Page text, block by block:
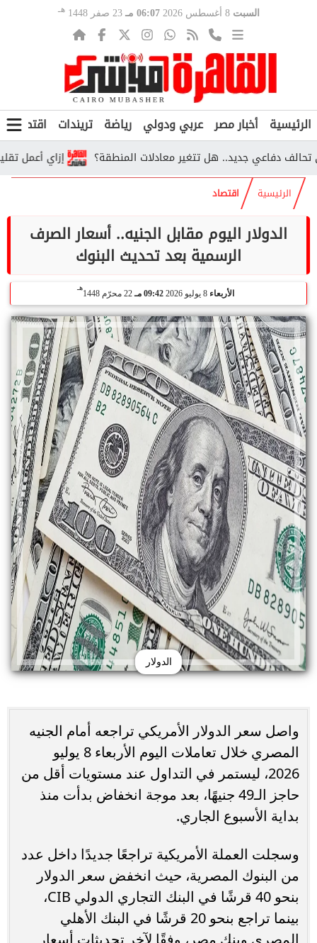
السبت 8 أغسطس 2026 06:07 مـ 23 صفر 1448 هـ
الرئيسية أخبار مصر عربي ودولي رياضة تريندات اقتصاد
إزاي أعمل تقليل اغتراب 2026؟.. الخطوات والشروط ورابط جديد.. هل تتغير معادلات المنطقة؟
الرئيسية اقتصاد
الدولار اليوم مقابل الجنيه.. أسعار الصرف
الرسمية بعد تحديث البنوك
الأربعاء 09:42 مـ 22 محرّم 1448
هـ
الدولار
واصل سعر الدولار الأمريكي تراجعه أمام الجنيه
المصري خلال تعاملات اليوم الأربعاء 8 يوليو
2026، ليستمر في التداول عند مستويات أقل من
حاجز الـ49 جنيهًا، بعد موجة انخفاض بدأت منذ
بداية الأسبوع الجاري.
وسجلت العملة الأمريكية تراجعًا جديدًا داخل عدد
من البنوك المصرية، حيث انخفض سعر الدولار
بنحو 40 قرشًا في البنك التجاري الدولي CIB،
بينما تراجع بنحو 20 قرشًا في البنك الأهلي
المصري وبنك مصر، وفقًا لآخر تحديثات أسعار